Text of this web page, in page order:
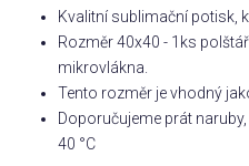
zájmy a
sport
Příležitosti
Kvalitní sublimační potisk,
Rozměr 40x40 - 1ks
mikrovlákna.
Tento rozměr je vhodný
Doporučujeme prát
40 °C